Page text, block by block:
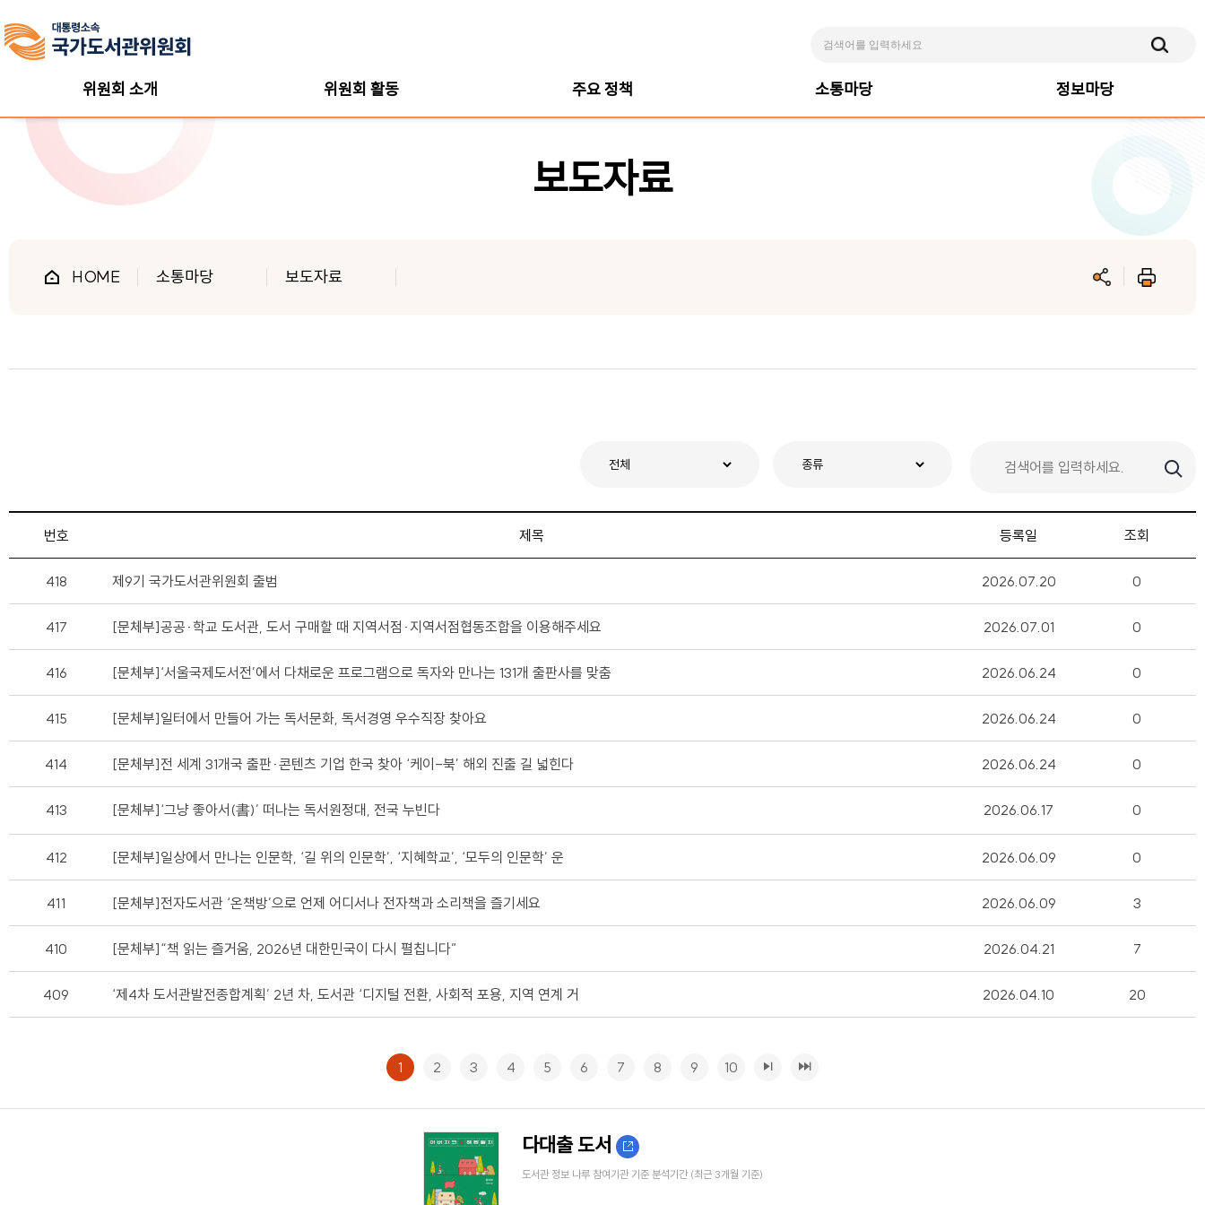
위원회 소개 위원회 활동 주요 정책 소통마당 정보마당
보도자료
HOME 소통마당 보도자료
번호 제목 등록일 조회
418 제9기 국가도서관위원회 출범 2026.07.20 0
417 [문체부]공공·학교 도서관, 도서 구매할 때 지역서점·지역서점협동조합을 이용해주세요 2026.07.01 0
416 [문체부]‘서울국제도서전’에서 다채로운 프로그램으로 독자와 만나는 131개 출판사를 맞춤 2026.06.24 0
415 [문체부]일터에서 만들어 가는 독서문화, 독서경영 우수직장 찾아요 2026.06.24 0
414 [문체부]전 세계 31개국 출판·콘텐츠 기업 한국 찾아 ‘케이-북’ 해외 진출 길 넓힌다 2026.06.24 0
413 [문체부]‘그냥 좋아서(書)’ 떠나는 독서원정대, 전국 누빈다 2026.06.17 0
412 [문체부]일상에서 만나는 인문학, ‘길 위의 인문학’, ‘지혜학교’, ‘모두의 인문학’ 운 2026.06.09 0
411 [문체부]전자도서관 ‘온책방’으로 언제 어디서나 전자책과 소리책을 즐기세요 2026.06.09 3
410 [문체부]“책 읽는 즐거움, 2026년 대한민국이 다시 펼칩니다” 2026.04.21 7
409 ‘제4차 도서관발전종합계획’ 2년 차, 도서관 ‘디지털 전환, 사회적 포용, 지역 연계 거 2026.04.10 20
1 2 3 4 5 6 7 8 9 10
다대출 도서
도서관 정보 나루 참여기관 기준 분석기간 (최근 3개월 기준)